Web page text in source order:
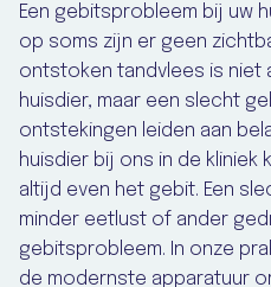
Een gebitsprobleem bij uw
op soms zijn er geen
ontstoken tandvlees is niet
huisdier, maar een slecht
ontstekingen leiden aan
huisdier bij ons in de
altijd even het gebit. Een
minder eetlust of ander
gebitsprobleem. In onze
de modernste apparatuur